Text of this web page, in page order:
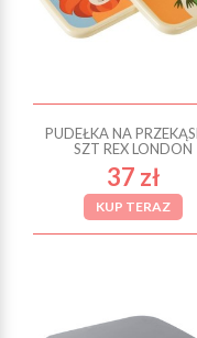
PUDEŁKA NA
SZT REX LONDON
37 zł
KUP TERAZ